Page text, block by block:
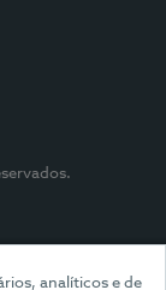
analíticos e de